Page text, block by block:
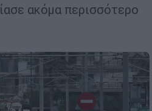
ακόμα περισσότερο